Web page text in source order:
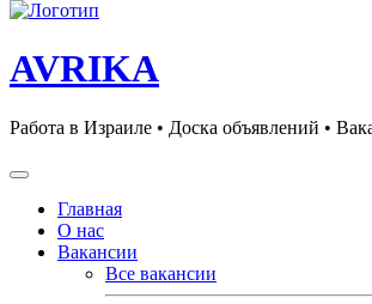
AVRIKA
Работа в Израиле • Доска объявлений •
Главная
О нас
Вакансии
Все вакансии